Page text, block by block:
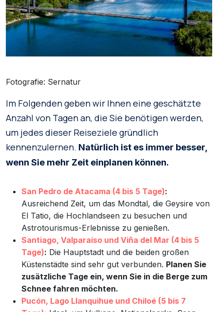
Fotografie: Sernatur
Im Folgenden geben wir Ihnen eine geschätzte
Anzahl von Tagen an, die Sie benötigen werden,
um jedes dieser Reiseziele gründlich
kennenzulernen. Natürlich ist es immer besser,
wenn Sie mehr Zeit einplanen können.
San Pedro de Atacama (4 bis 5 Tage):
Ausreichend Zeit, um das Mondtal, die Geysire von
El Tatio, die Hochlandseen zu besuchen und
Astrotourismus-Erlebnisse zu genießen.
Santiago, Valparaíso und Viña del Mar (4 bis 5
Tage): Die Hauptstadt und die beiden großen
Küstenstädte sind sehr gut verbunden. Planen Sie
zusätzliche Tage ein, wenn Sie in die Berge zum
Schnee fahren möchten.
Pucón, Lago Llanquihue und Chiloé (5 bis 7